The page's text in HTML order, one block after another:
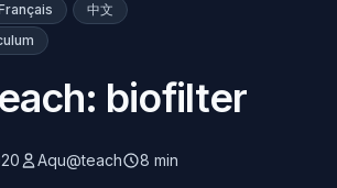
中文
biofilter
Aqu@teach 8 min